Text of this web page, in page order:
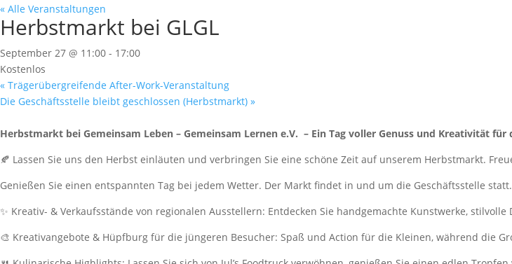
« Alle Veranstaltungen
Herbstmarkt bei GLGL
September 27 @ 11:00 - 17:00
Kostenlos
« Trägerübergreifende After-Work-Veranstaltung
Die Geschäftsstelle bleibt geschlossen (Herbstmarkt) »
Herbstmarkt bei Gemeinsam Leben – Gemeinsam Lernen e.V. – Ein Tag voller Genuss und Kreativität für
🍂 Lassen Sie uns den Herbst einläuten und verbringen Sie eine schöne Zeit auf unserem Herbstmarkt.
Genießen Sie einen entspannten Tag bei jedem Wetter. Der Markt findet in und um die Geschäftsstelle statt.
✨ Kreativ- & Verkaufsstände von regionalen Ausstellern: Entdecken Sie handgemachte Kunstwerke,
🎨 Kreativangebote & Hüpfburg für die jüngeren Besucher: Spaß und Action für die Kleinen, während die